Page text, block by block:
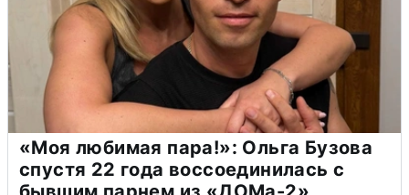
«Моя любимая пара!»: Ольга Бузова
спустя 22 года воссоединилась с